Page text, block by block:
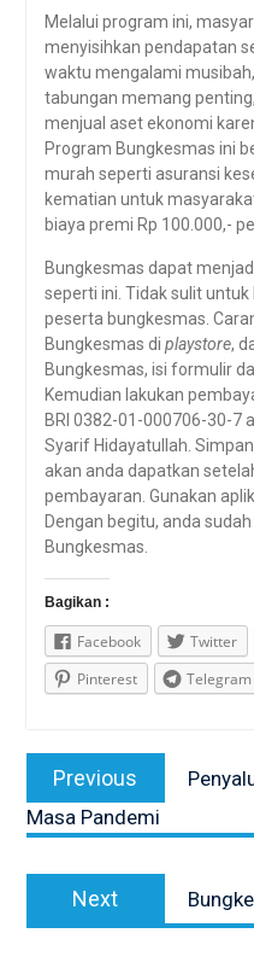
Melalui program ini,
menyisihkan pendapatan
waktu mengalami
tabungan memang
menjual aset ekonomi
Program Bungkesmas ini
murah seperti asuransi
kematian untuk
biaya premi Rp 100.000,-
Bungkesmas dapat
seperti ini. Tidak sulit
peserta bungkesmas.
Bungkesmas di playstore,
Bungkesmas, isi formulir
Kemudian lakukan
BRI 0382-01-000706-30-7
Syarif Hidayatullah.
akan anda dapatkan
pembayaran. Gunakan
Dengan begitu, anda
Bungkesmas.
Bagikan :
Facebook Twitter
Pinterest
Telegram
Post
navigation
Previous
Previous
post:
Masa Pandemi
Next
Next
post: